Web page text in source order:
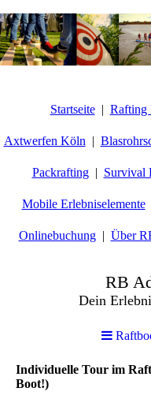
Startseite Rafting
Axtwerfen Köln
Packrafting Survival
Mobile Erlebniselemente
Onlinebuchung Über
RB
Dein
Individuelle Tour im
Boot!)